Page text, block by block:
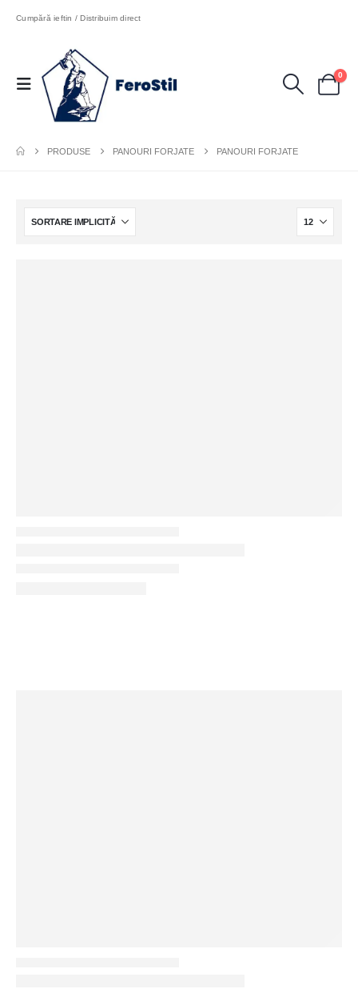
Cumpără ieftin / Distribuim direct
0
PRODUSE PANOURI FORJATE PANOURI FORJATE